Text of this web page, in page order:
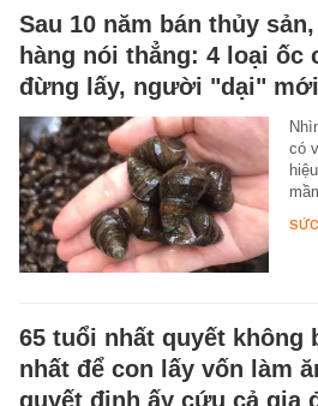
Sau 10 năm bán thủy
hàng nói thẳng: 4 loại ốc
đừng lấy, người "dại"
có
65 tuổi nhất quyết không
nhất để con lấy vốn làm
quyết định ấy cứu cả gia